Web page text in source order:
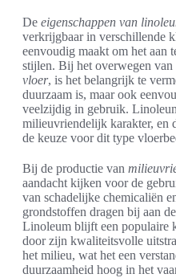
De eigenschappen van
verkrijgbaar in verschillende
eenvoudig maakt om het aan
stijlen. Bij het overwegen van
vloer, is het belangrijk te
duurzaam is, maar ook
veelzijdig in gebruik.
milieuvriendelijk karakter, en
de keuze voor dit type
Bij de productie van
aandacht kijken voor de
van schadelijke chemicaliën
grondstoffen dragen bij aan
Linoleum blijft een populaire
door zijn kwaliteitsvolle
het milieu, wat het een
duurzaamheid hoog in het